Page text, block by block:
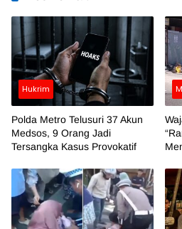
Hukrim
Polda Metro Telusuri 37 Akun
Medsos, 9 Orang Jadi
Tersangka Kasus Provokatif